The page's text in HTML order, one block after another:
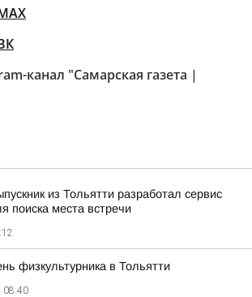
канал "Самарская газета |
из Тольятти разработал сервис
поиска места встречи
физкультурника в Тольятти
08:40